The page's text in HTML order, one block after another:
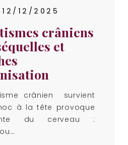
12/2025
crâniens
et
crânien survient
à la tête provoque
du cerveau :